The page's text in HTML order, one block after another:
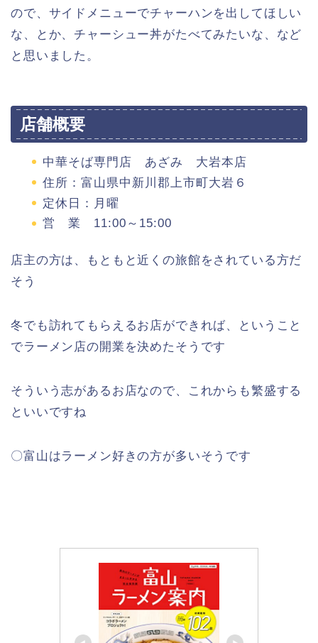
ので、サイドメニューでチャーハンを出してほしい
な、とか、チャーシュー丼がたべてみたいな、など
と思いました。
店舗概要
中華そば専門店 あざみ 大岩本店
住所：富山県中新川郡上市町大岩６
定休日：月曜
営 業 11:00～15:00
店主の方は、もともと近くの旅館をされている方だ
そう
冬でも訪れてもらえるお店ができれば、ということ
でラーメン店の開業を決めたそうです
そういう志があるお店なので、これからも繁盛する
といいですね
〇富山はラーメン好きの方が多いそうです